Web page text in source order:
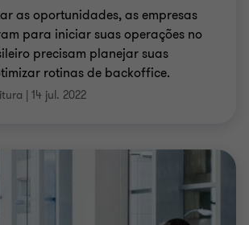
as oportunidades, as empresas
para iniciar suas operações no
precisam planejar suas
rotinas de backoffice.
| 14 jul. 2022